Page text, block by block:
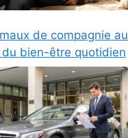
de compagnie au
du bien-être quotidien